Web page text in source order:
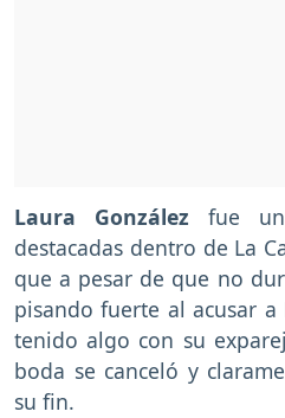
Laura González fue
destacadas dentro de La
que a pesar de que no
pisando fuerte al acusar
tenido algo con su
boda se canceló y
su fin.